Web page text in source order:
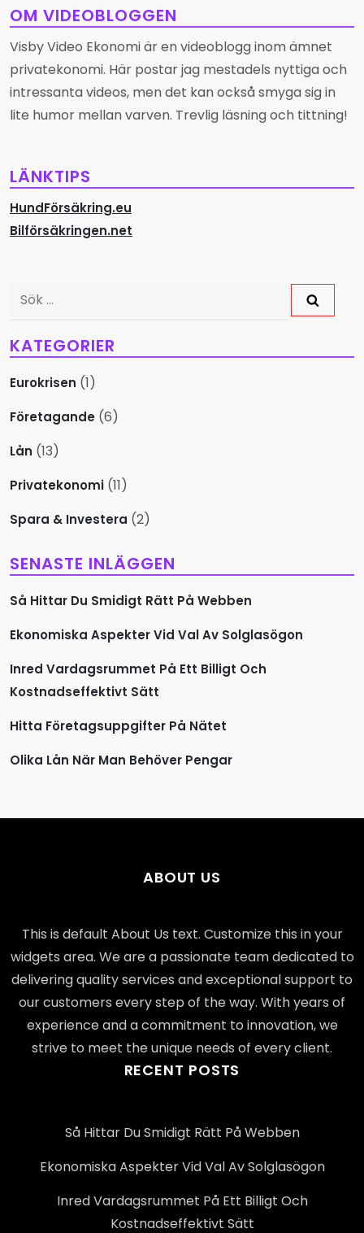
g
g
s
n
a
v
i
e
r
i
n
g
OM VIDEOBLOGGEN
Visby Video Ekonomi är en videoblogg inom ämnet
privatekonomi. Här postar jag mestadels nyttiga och
intressanta videos, men det kan också smyga sig in
lite humor mellan varven. Trevlig läsning och tittning!
LÄNKTIPS
HundFörsäkring.eu
Bilförsäkringen.net
Sök
KATEGORIER
Eurokrisen (1)
Företagande (6)
Lån (13)
Privatekonomi (11)
Spara & Investera (2)
SENASTE INLÄGGEN
Så Hittar Du Smidigt Rätt På Webben
Ekonomiska Aspekter Vid Val Av Solglasögon
Inred Vardagsrummet På Ett Billigt Och
Kostnadseffektivt Sätt
Hitta Företagsuppgifter På Nätet
Olika Lån När Man Behöver Pengar
ABOUT US
This is default About Us text. Customize this in your
widgets area. We are a passionate team dedicated to
delivering quality services and exceptional support to
our customers every step of the way. With years of
experience and a commitment to innovation, we
strive to meet the unique needs of every client.
RECENT POSTS
Så Hittar Du Smidigt Rätt På Webben
Ekonomiska Aspekter Vid Val Av Solglasögon
Inred Vardagsrummet På Ett Billigt Och
Kostnadseffektivt Sätt